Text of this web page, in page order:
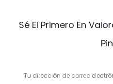
VSé El Primero En
Tu dirección de correo